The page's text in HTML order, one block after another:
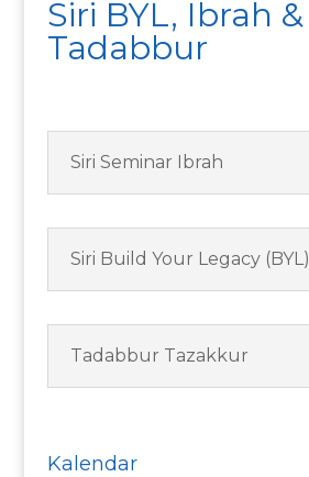
Siri BYL, Ibrah &
Tadabbur
Siri Seminar Ibrah
Siri Build Your Legacy (BYL)
Tadabbur Tazakkur
Kalendar